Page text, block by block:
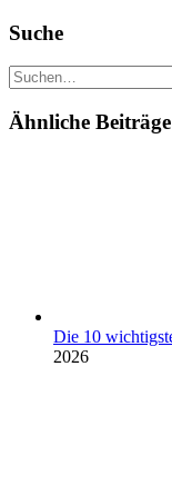
Suche
Ähnliche Beiträge
Die 10
2026